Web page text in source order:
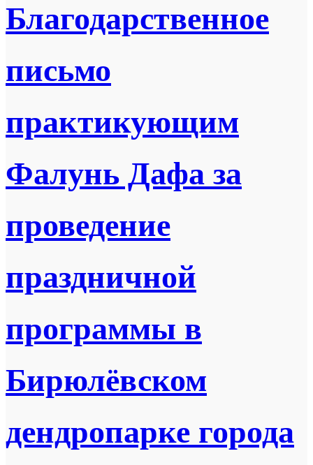
Благодарственное
письмо
практикующим
Фалунь Дафа за
проведение
праздничной
программы в
Бирюлёвском
дендропарке города